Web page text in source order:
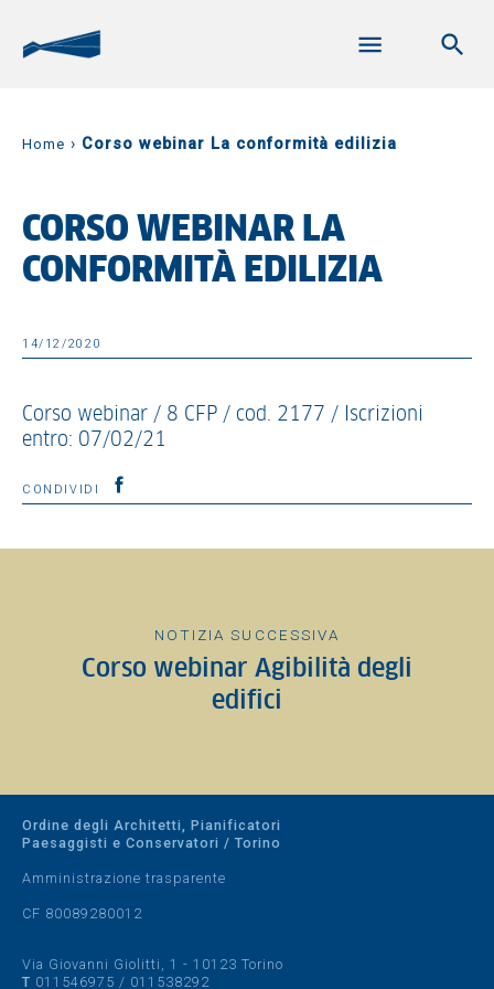
Home › Corso webinar La conformità edilizia
CORSO WEBINAR LA
CONFORMITÀ EDILIZIA
14/12/2020
Corso webinar / 8 CFP / cod. 2177 / Iscrizioni
entro: 07/02/21
CONDIVIDI
NOTIZIA SUCCESSIVA
Corso webinar Agibilità degli
edifici
Ordine degli Architetti, Pianificatori
Paesaggisti e Conservatori / Torino
Amministrazione trasparente
CF 80089280012
Via Giovanni Giolitti, 1 - 10123 Torino
T 011546975 / 011538292